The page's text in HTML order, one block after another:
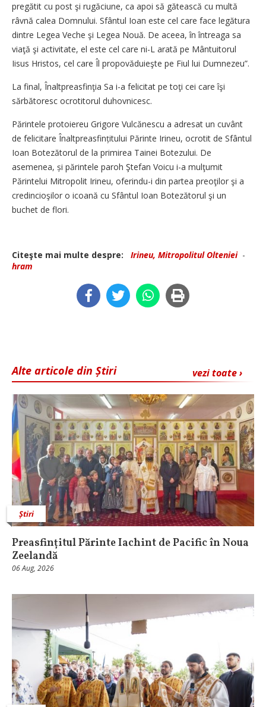
pregătit cu post şi rugăciune, ca apoi să gătească cu multă
râvnă calea Domnului. Sfântul Ioan este cel care face legătura
dintre Legea Veche şi Legea Nouă. De aceea, în întreaga sa
viaţă şi activitate, el este cel care ni-L arată pe Mântuitorul
Iisus Hristos, cel care Îl propovăduieşte pe Fiul lui Dumnezeu”.
La final, Înaltpreasfinţia Sa i-a felicitat pe toţi cei care îşi
sărbătoresc ocrotitorul duhovnicesc.
Părintele protoiereu Grigore Vulcănescu a adresat un cuvânt
de felicitare Înaltpreasfințitului Părinte Irineu, ocrotit de Sfântul
Ioan Botezătorul de la primirea Tainei Botezului. De
asemenea, și părintele paroh Ştefan Voicu i-a mulţumit
Părintelui Mitropolit Irineu, oferindu-i din partea preoţilor şi a
credincioşilor o icoană cu Sfântul Ioan Botezătorul şi un
buchet de flori.
Citeşte mai multe despre: Irineu, Mitropolitul Olteniei-
hram
vezi toate ›
Alte articole din Știri
Știri
Preasfințitul Părinte Iachint de Pacific în Noua
Zeelandă
06 Aug, 2026